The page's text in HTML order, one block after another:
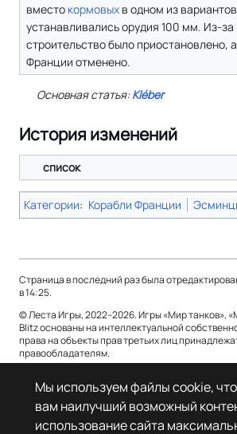
вместо кормовых в одном из
устанавливались орудия 100 мм. Из-
строительство было приостановлено,
Франции отменено.
Основная статья:Kléber
История изменений
список
Категории: Корабли Франции
Страница в последний раз была
в 14:25.
© Леста Игры, 2022–2026. Игры «Мир танков»,
Blitz основаны на интеллектуальной
права на объекты прав третьих лиц
правообладателям.
Отказ от ответственности
Мы используем файлы cookie,
вам наилучший возможный
использование сайта